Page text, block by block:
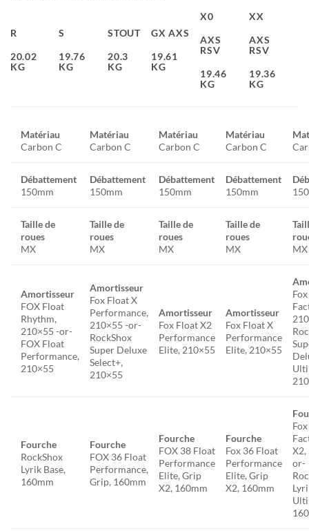
R
20.02
KG
S
19.76
KG
STOUT
20.3
KG
GX AXS
19.61
KG
X0
AXS
RSV
19.46
KG
XX
AXS
RSV
19.36
KG
Matériau
Carbon C
Matériau
Carbon C
Matériau
Carbon C
Matériau
Carbon C
Débattement
150mm
Débattement
150mm
Débattement
150mm
Débattement
150mm
Taille de
roues
MX
Taille de
roues
MX
Taille de
roues
MX
Taille de
roues
MX
MX
Amortisseur
FOX Float
Rhythm,
210×55 -or-
FOX Float
Performance,
210×55
Amortisseur
Fox Float X
Performance,
210×55 -or-
RockShox
Super Deluxe
Select+,
210×55
Amortisseur
Fox Float X2
Performance
Elite, 210×55
Amortisseur
Fox Float X
Performance
Elite, 210×55
Fourche
RockShox
Lyrik Base,
160mm
Fourche
FOX 36 Float
Performance,
Grip, 160mm
Fourche
FOX 38 Float
Performance
Elite, Grip
X2, 160mm
Fourche
Fox 36 Float
Performance
Elite, Grip
X2, 160mm
X2,
or-